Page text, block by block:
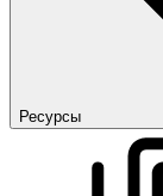
Ресурсы